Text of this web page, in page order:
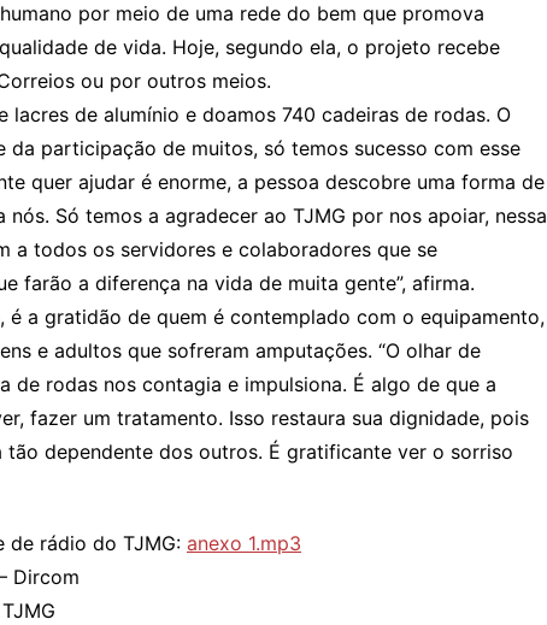
por meio de uma rede do bem que promova
de vida. Hoje, segundo ela, o projeto recebe
ou por outros meios.
lacres de alumínio e doamos 740 cadeiras de rodas. O
da participação de muitos, só temos sucesso com esse
quer ajudar é enorme, a pessoa descobre uma forma de
Só temos a agradecer ao TJMG por nos apoiar, nessa
a todos os servidores e colaboradores que se
farão a diferença na vida de muita gente”, afirma.
é a gratidão de quem é contemplado com o equipamento,
e adultos que sofreram amputações. “O olhar de
de rodas nos contagia e impulsiona. É algo de que a
fazer um tratamento. Isso restaura sua dignidade, pois
dependente dos outros. É gratificante ver o sorriso
de rádio do TJMG: anexo 1.mp3
Dircom